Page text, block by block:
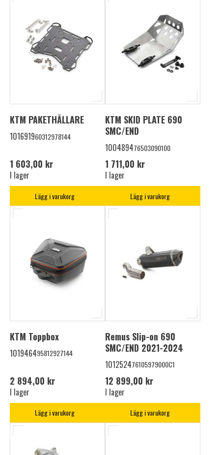
KTM PAKETHÅLLARE
101691960312978144
1 603,00 kr
I lager
Lägg i varukorg
KTM SKID PLATE 690
SMC/END
100489476503090100
1 711,00 kr
I lager
Lägg i varukorg
KTM Toppbox
101946495812927144
2 894,00 kr
I lager
Lägg i varukorg
Remus Slip-on 690
SMC/END 2021-2024
101252476105979000C1
12 899,00 kr
I lager
Lägg i varukorg